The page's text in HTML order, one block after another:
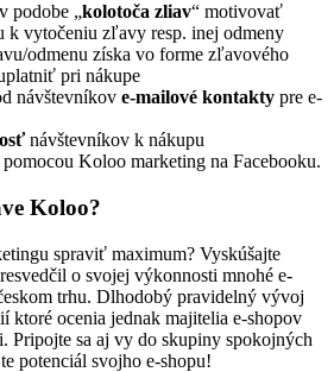
podobe „kolotoča zliav“ motivovať
k vytočeniu zľavy resp. inej odmeny
odmenu získa vo forme zľavového
pri nákupe
návštevníkov e-mailové kontakty pre e-
návštevníkov k nákupu
Koloo marketing na Facebooku.
Koloo?
spraviť maximum? Vyskúšajte
o svojej výkonnosti mnohé e-
trhu. Dlhodobý pravidelný vývoj
ktoré ocenia jednak majitelia e-shopov
Pripojte sa aj vy do skupiny spokojných
potenciál svojho e-shopu!